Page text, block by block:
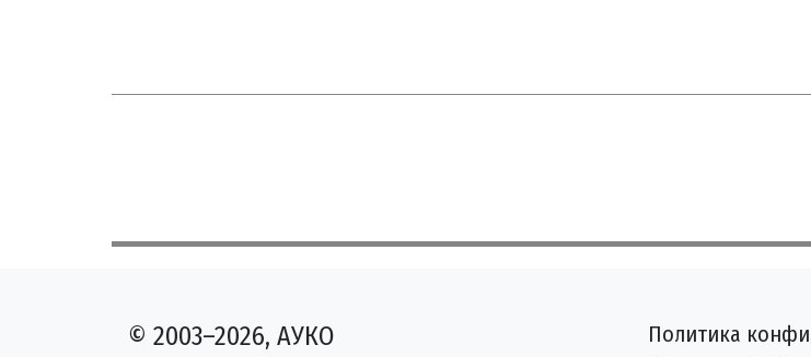
© 2003–2026, АУКО Политика